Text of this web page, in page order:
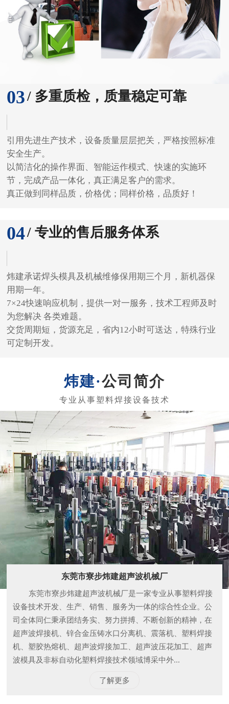
03/ 多重质检，质量稳定可靠
引用先进生产技术，设备质量层层把关，严格按照标准
安全生产。
以简洁化的操作界面、智能运作模式、快速的实施环
节，完成产品一体化，真正满足客户的需求。
真正做到同样品质，价格优；同样价格，品质好！
04/ 专业的售后服务体系
炜建承诺焊头模具及机械维修保用期三个月，新机器保
用期一年。
7×24快速响应机制，提供一对一服务，技术工程师及时
为您解决 各类难题。
交货周期短，货源充足，省内12小时可送达，特殊行业
可定制开发。
公司简介
东莞市寮步炜建超声波机械厂
东莞市寮步炜建超声波机械厂是一家专业从事塑料焊接
设备技术开发、生产、销售、服务为一体的综合性企业。公
司全体同仁秉承团结务实、努力拼搏、不断创新的精神，在
超声波焊接机、锌合金压铸水口分离机、震落机、塑料焊接
机、塑胶热熔机、超声波焊接加工、超声波压花加工、超声
波模具及非标自动化塑料焊接技术领域博采中外...
了解更多